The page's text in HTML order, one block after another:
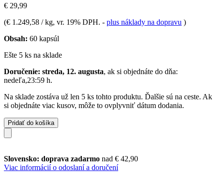
€ 29,99
(€ 1.249,58 / kg, vr. 19% DPH. - plus náklady na dopravu )
Obsah: 60 kapsúl
Ešte 5 ks na sklade
Doručenie: streda, 12. augusta, ak si objednáte do dňa:
nedeľa,23:59 h.
Na sklade zostáva už len 5 ks tohto produktu. Ďalšie sú na ceste. Ak
si objednáte viac kusov, môže to ovplyvniť dátum dodania.
Pridať do košíka
Slovensko: doprava zadarmo nad € 42,90
Viac informácií o odoslaní a doručení